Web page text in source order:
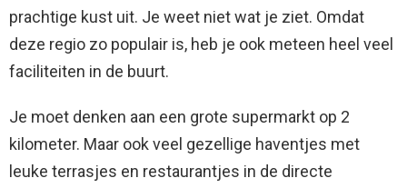
prachtige kust uit. Je weet niet wat je ziet. Omdat
deze regio zo populair is, heb je ook meteen heel veel
faciliteiten in de buurt.
Je moet denken aan een grote supermarkt op 2
kilometer. Maar ook veel gezellige haventjes met
leuke terrasjes en restaurantjes in de directe